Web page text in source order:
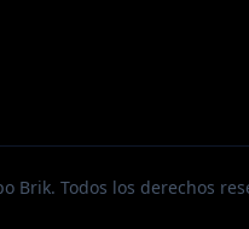
Brik. Todos los derechos